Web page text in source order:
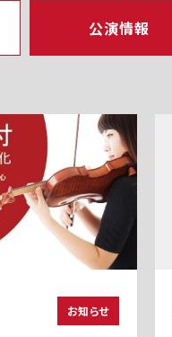
公演情報
お知らせ